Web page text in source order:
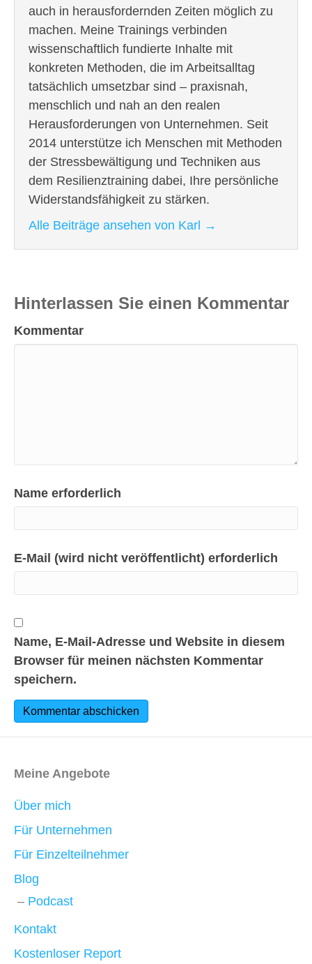
auch in herausfordernden Zeiten möglich zu
machen. Meine Trainings verbinden
wissenschaftlich fundierte Inhalte mit
konkreten Methoden, die im Arbeitsalltag
tatsächlich umsetzbar sind – praxisnah,
menschlich und nah an den realen
Herausforderungen von Unternehmen. Seit
2014 unterstütze ich Menschen mit Methoden
der Stressbewältigung und Techniken aus
dem Resilienztraining dabei, Ihre persönliche
Widerstandsfähigkeit zu stärken.
Alle Beiträge ansehen von Karl →
Hinterlassen Sie einen Kommentar
Kommentar
Name erforderlich
E-Mail (wird nicht veröffentlicht) erforderlich
Name, E-Mail-Adresse und Website in diesem
Browser für meinen nächsten Kommentar
speichern.
Meine Angebote
Über mich
Für Unternehmen
Für Einzelteilnehmer
Blog
Podcast
Kontakt
Kostenloser Report